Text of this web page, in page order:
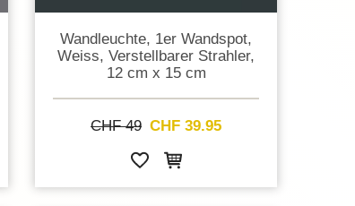
Wandleuchte, 1er Wandspot,
Weiss, Verstellbarer Strahler,
12 cm x 15 cm
CHF 49 CHF 39.95